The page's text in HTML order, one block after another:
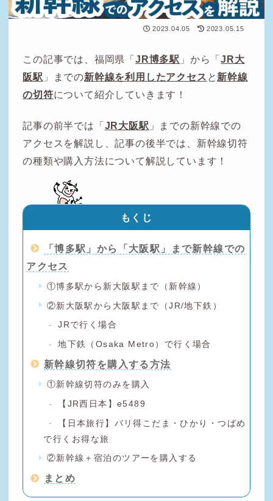
2023.04.05 2023.05.15
この記事では、福岡県「JR博多駅 」から「JR大
阪駅 」までの新幹線を利用したアクセス と新幹線
の切符について紹介していきます！
記事の前半では「 JR大阪駅 」までの新幹線での
アクセスを解説し、記事の後半では、新幹線切符
の種類や購入方法について解説しています！
もくじ
「博多駅」から「大阪駅」まで新幹線での
アクセス
①博多駅から新大阪駅まで（新幹線）
②新大阪駅から大阪駅まで（JR/地下鉄）
JRで行く場合
地下鉄（Osaka Metro）で行く場合
新幹線切符を購入する方法
①新幹線切符のみを購入
【JR西日本】e5489
【日本旅行】バリ得こだま・ひかり・つばめ
で行くお得な旅
②新幹線＋宿泊のツアーを購入する
まとめ